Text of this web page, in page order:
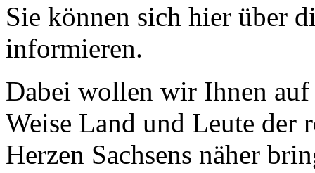
Sie können sich hier über
informieren.
Dabei wollen wir Ihnen
Weise Land und Leute der
Herzen Sachsens näher